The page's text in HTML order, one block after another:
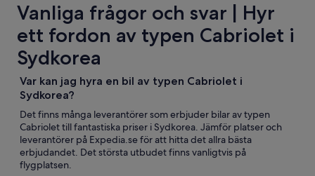
Vanliga frågor och svar | Hyr
ett fordon av typen Cabriolet i
Sydkorea
Var kan jag hyra en bil av typen Cabriolet i
Sydkorea?
Det finns många leverantörer som erbjuder bilar av typen
Cabriolet till fantastiska priser i Sydkorea. Jämför platser och
leverantörer på Expedia.se för att hitta det allra bästa
erbjudandet. Det största utbudet finns vanligtvis på
flygplatsen.